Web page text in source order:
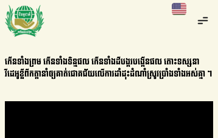
កើនទាំងព្រម កើនទាំងទិន្នផល កើនទាំងដីបង្ករបង្កើនផល តោះទស្សនា
វីដេអូខ្លីពីកត្តានាំឲ្យគាត់ជោគជ័យលើការដាំដុះដំណាំស្រូវប្រាំងទាំងអស់គ្នា ។